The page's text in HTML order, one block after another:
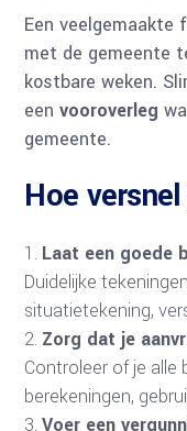
Een
met de gemeente
kostbare weken.
eenvooroverleg
gemeente.
Hoe
Laat een goede
Duidelijke
situatietekening,
Zorg dat je
Controleer of je alle
berekeningen,
Voer een